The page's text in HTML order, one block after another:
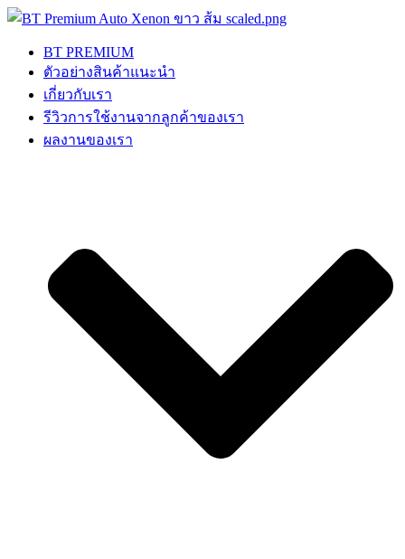
Skip
contentBT PREMIUM
ตัวอย่างสินค้าแนะนำ
เกี่ยวกับเรา
รีวิวการใช้งานจากลูกค้าของเรา
ผลงานของเรา